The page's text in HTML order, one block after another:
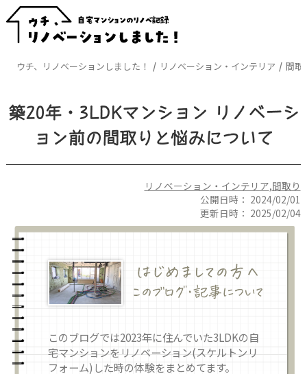
ウチ、リノベーションしました！ リノベーション・インテリア 間取
築20年・3LDKマンション リノベーシ
ョン前の間取りと悩みについて
リノベーション・インテリア,間取り
公開日時： 2024/02/01
更新日時： 2025/02/04
このブログでは2023年に住んでいた3LDKの自
宅マンションをリノベーション(スケルトンリ
フォーム)した時の体験をまとめてます。